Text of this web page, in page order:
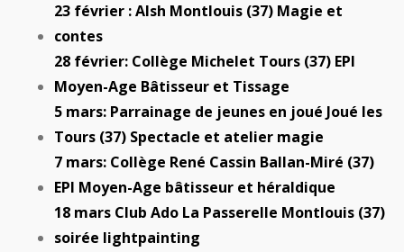
23 février : Alsh Montlouis (37) Magie et
contes
28 février: Collège Michelet Tours (37) EPI
Moyen-Age Bâtisseur et Tissage
5 mars: Parrainage de jeunes en joué Joué les
Tours (37) Spectacle et atelier magie
7 mars: Collège René Cassin Ballan-Miré (37)
EPI Moyen-Age bâtisseur et héraldique
18 mars Club Ado La Passerelle Montlouis (37)
soirée lightpainting